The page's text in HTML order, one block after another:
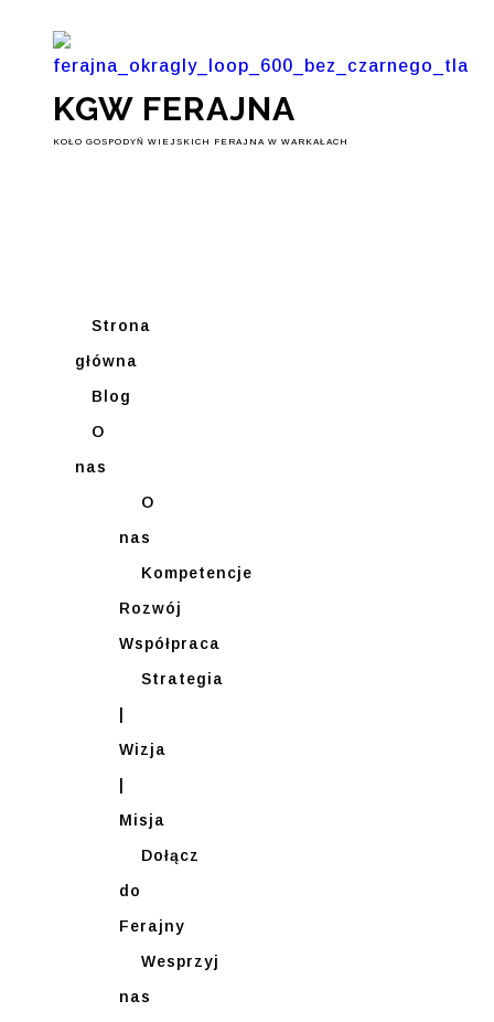
KGW FERAJNA
KOŁO GOSPODYŃ WIEJSKICH FERAJNA W WARKAŁACH
Strona
główna
Blog
O
nas
O
nas
Kompetencje
Rozwój
Współpraca
Strategia
Wizja
Misja
Dołącz
do
Ferajny
Wesprzyj
nas